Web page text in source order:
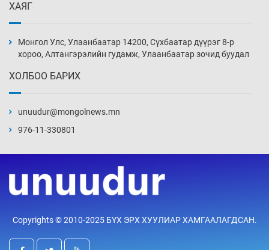
15 цаг 53 мин
16 цаг 23 мин
16 цаг 53 мин
үйлчилж буй гэв
17 цаг 23 мин
ХАЯГ
Монгол Улс, Улаанбаатар 14200, Сүхбаатар дүүрэг 8-р
хороо, Алтангэрэлийн гудамж, Улаанбаатар зочид буудал
ХОЛБОО БАРИХ
unuudur@mongolnews.mn
976-11-330801
Copyrights © 2010-2025 БҮХ ЭРХ ХУУЛИАР ХАМГААЛАГДСАН.